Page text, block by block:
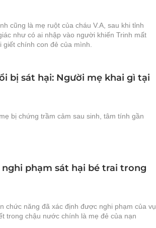
cũng là mẹ ruột của cháu V.A, sau khi tỉnh
như có ai nhập vào người khiến Trinh mất
chính con đẻ của mình.
bị sát hại: Người mẹ khai gì tại
bị chứng trầm cảm sau sinh, tâm tính gần
phạm sát hại bé trai trong
chức năng đã xác định được nghi phạm của vụ
trong chậu nước chính là mẹ đẻ của nạn